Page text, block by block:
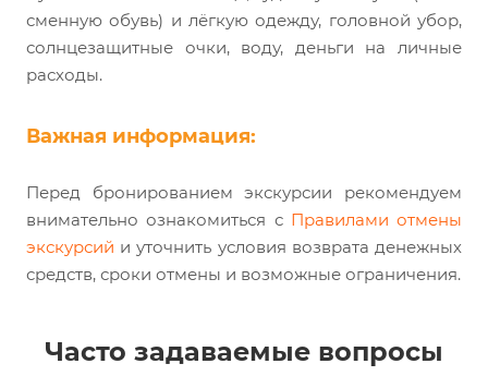
сменную обувь) и лёгкую одежду, головной убор,
солнцезащитные очки, воду, деньги на личные
расходы.
Важная информация:
Перед бронированием экскурсии рекомендуем
внимательно ознакомиться с Правилами отмены
экскурсий и уточнить условия возврата денежных
средств, сроки отмены и возможные ограничения.
Часто задаваемые вопросы